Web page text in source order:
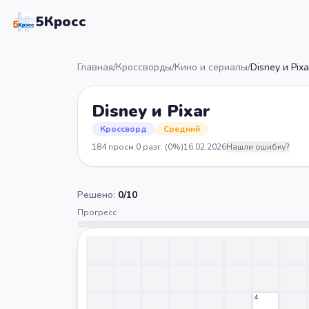
5Кросс
Главная/Кроссворды/Кино и сериалы/Disney и
Disney и Pixar
Кроссворд
Средний
184просм.0 разг. (0%)16.02.2026Нашли ошибку?
Решено: 0/10
Прогресс
4